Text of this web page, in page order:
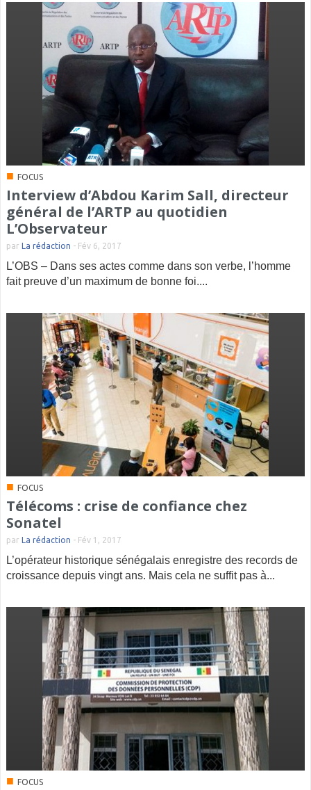
■ FOCUS
Interview d’Abdou Karim Sall, directeur
général de l’ARTP au quotidien
L’Observateur
par La rédaction - Fév 6, 2017
L’OBS – Dans ses actes comme dans son verbe, l’homme
fait preuve d’un maximum de bonne foi....
■ FOCUS
Télécoms : crise de confiance chez
Sonatel
par La rédaction - Fév 1, 2017
L’opérateur historique sénégalais enregistre des records de
croissance depuis vingt ans. Mais cela ne suffit pas à...
■ FOCUS